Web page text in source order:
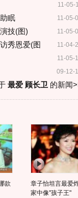
11-05-
11-05-
眠
11-05-
技(图)
11-04-
秀恩爱(图
11-05-
09-12-
最爱 顾长卫 的新闻
款
章子怡坦言最爱
家中像"孩子王"